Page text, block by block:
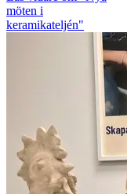
möten i
keramikateljén"